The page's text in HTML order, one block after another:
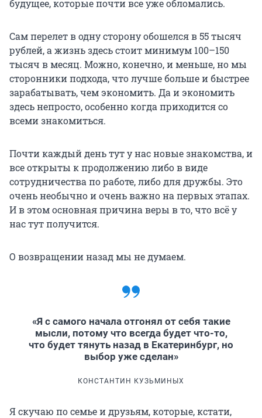
будущее, которые почти все уже обломались.
Сам перелет в одну сторону обошелся в 55 тысяч
рублей, а жизнь здесь стоит минимум 100–150
тысяч в месяц. Можно, конечно, и меньше, но мы
сторонники подхода, что лучше больше и быстрее
зарабатывать, чем экономить. Да и экономить
здесь непросто, особенно когда приходится со
всеми знакомиться.
Почти каждый день тут у нас новые знакомства, и
все открыты к продолжению либо в виде
сотрудничества по работе, либо для дружбы. Это
очень необычно и очень важно на первых этапах.
И в этом основная причина веры в то, что всё у
нас тут получится.
О возвращении назад мы не думаем.
«Я с самого начала отгонял от себя такие
мысли, потому что всегда будет что-то,
что будет тянуть назад в Екатеринбург, но
выбор уже сделан»
КОНСТАНТИН КУЗЬМИНЫХ
Я скучаю по семье и друзьям, которые, кстати,